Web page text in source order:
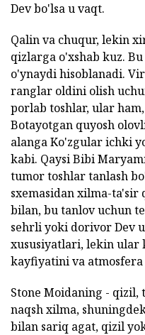
Dev bo'lsa u vaqt.
Qalin va chuqur, lekin
qizlarga o'xshab kuz.
o'ynaydi hisoblanadi.
ranglar oldini olish
porlab toshlar, ular
Botayotgan quyosh
alanga Ko'zgular ichki
kabi. Qaysi Bibi
tumor toshlar tanlash
sxemasidan xilma-
bilan, bu tanlov uchun
sehrli yoki dorivor Dev
xususiyatlari, lekin ular
kayfiyatini va atmosfera
Stone Moidaning -
naqsh xilma,
bilan sariq agat, qizil